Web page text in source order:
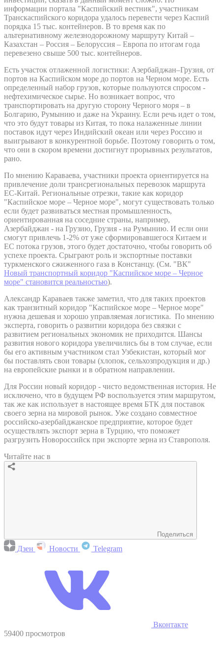
информации портала "Каспийский вестник", участникам
Транскаспийского коридора удалось перевести через Каспий
порядка 15 тыс. контейнеров. В то время как по
альтернативному железнодорожному маршруту Китай –
Казахстан – Россия – Белоруссия – Европа по итогам года
перевезено свыше 500 тыс. контейнеров.
Есть участок отлаженной логистики: Азербайджан–Грузия, от
портов на Каспийском море до портов на Черном море. Есть
определенный набор грузов, которые пользуются спросом -
нефтехимическое сырье. Но возникает вопрос, что
транспортировать на другую сторону Черного моря – в
Болгарию, Румынию и даже на Украину. Если речь идет о том,
что это будут товары из Китая, то пока налаженные линии
поставок идут через Индийский океан или через Россию и
выигрывают в конкурентной борьбе. Поэтому говорить о том,
что они в скором времени достигнут прорывных результатов,
рано.
По мнению Караваева, участники проекта ориентируется на
привлечение доли трансрегиональных перевозок маршрута
ЕС-Китай. Региональные отрезки, такие как коридор
"Каспийское море – Черное море", могут существовать только
если будет развиваться местная промышленность,
ориентированная на соседние страны, например,
Азербайджан - на Грузию, Грузия - на Румынию. И если они
смогут привлечь 1-2% от уже сформировавшегося Китаем и
ЕС потока грузов, этого будет достаточно, чтобы говорить об
успехе проекта. Срыграют роль и экспортные поставки
туркменского сжиженного газа в Констанцу. (См. "ВК"
Новый транспортный коридор "Каспийское море – Черное
море" становится реальностью).
Александр Караваев также заметил, что для таких проектов
как транзитный коридор "Каспийское море – Черное море"
нужна дешевая и хорошо управляемая логистика. По мнению
эксперта, говорить о развитии коридора без связки с
развитием региональных экономик не приходится. Шансы
развития нового коридора увеличились бы в том случае, если
бы его активным участником стал Узбекистан, который мог
бы поставлять свои товары (хлопок, сельхозпродукция и др.)
на европейские рынки и в обратном направлении.
Для России новый коридор - чисто ведомственная история. Не
исключено, что в будущем РФ воспользуется этим маршрутом,
так же как использует в настоящее время БТК для поставок
своего зерна на мировой рынок. Уже создано совместное
российско-азербайджанское предприятие, которое будет
осуществлять экспорт зерна в Турцию, что поможет
разгрузить Новороссийск при экспорте зерна из Ставрополя.
Читайте нас в
Поделиться
Дзен Новости Telegram
Вконтакте
59400 просмотров